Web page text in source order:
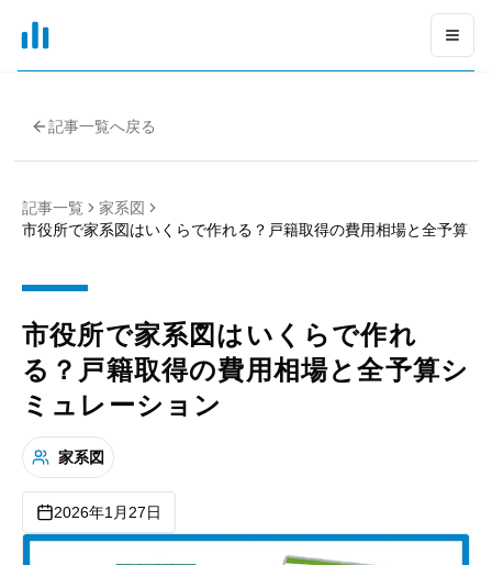
xGrapher
記事一覧へ戻る
記事一覧
家系図
市役所で家系図はいくらで作れる？戸籍取得の費用相場と全予算シ
市役所で家系図はいくらで作れ
る？戸籍取得の費用相場と全予算シ
ミュレーション
家系図
2026年1月27日